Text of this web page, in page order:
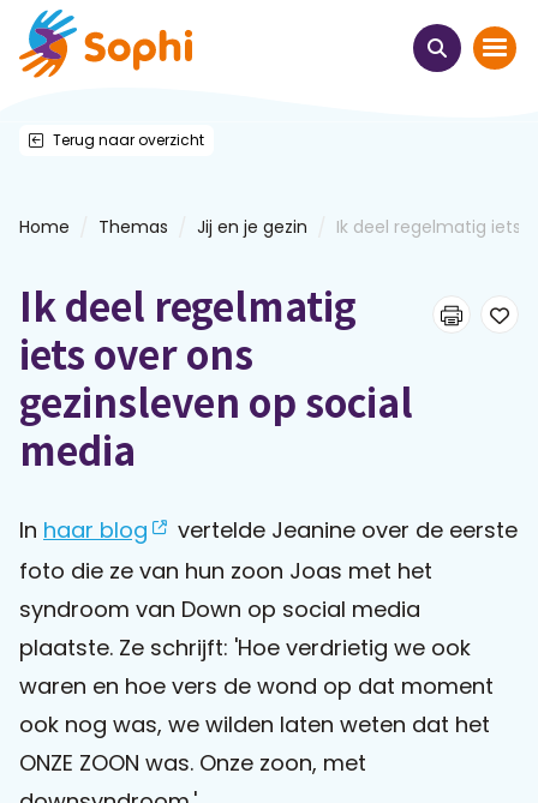
Thema's
Leren & ontmoeten
Webinars
E-learnings
Themabijeenkomsten
Praat mee
Sophi
Over
Sophi
Terug naar overzicht
Home Themas Jij en je gezin Ik deel regelmatig iets
Ik deel regelmatig
iets over ons
gezinsleven op social
media
In haar blog
vertelde Jeanine over de eerste
foto die ze van hun zoon Joas met het
syndroom van Down op social media
plaatste. Ze schrijft: 'Hoe verdrietig we ook
waren en hoe vers de wond op dat moment
ook nog was, we wilden laten weten dat het
ONZE ZOON was. Onze zoon, met